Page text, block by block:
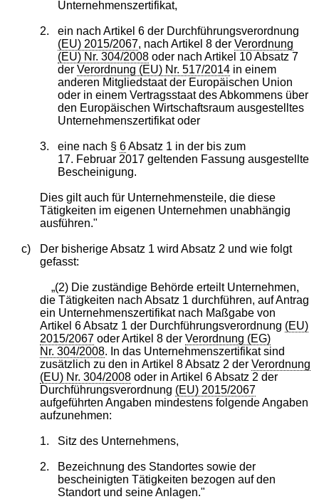
Unternehmenszertifikat,
2.
ein nach Artikel 6 der Durchführungsverordnung
(EU) 2015/2067, nach Artikel 8 derVerordnung
(EU) Nr. 304/2008 oder nach Artikel 10 Absatz 7
derVerordnung (EU) Nr. 517/2014 in einem
anderen Mitgliedstaat der Europäischen Union
oder in einem Vertragsstaat des Abkommens über
den Europäischen Wirtschaftsraum ausgestelltes
Unternehmenszertifikat oder
3. eine nach §6Absatz 1 in der bis zum
17. Februar 2017 geltenden Fassung ausgestellte
Bescheinigung.
Dies gilt auch für Unternehmensteile, die diese
Tätigkeiten im eigenen Unternehmen unabhängig
ausführen."
c)
Der bisherige Absatz 1 wird Absatz 2 und wie folgt
gefasst:
„(2) Die zuständige Behörde erteilt Unternehmen,
die Tätigkeiten nach Absatz 1 durchführen, auf Antrag
ein Unternehmenszertifikat nach Maßgabe von
Artikel 6 Absatz 1 der Durchführungsverordnung (EU)
2015/2067oder Artikel 8 der Verordnung (EG)
Nr. 304/2008. In das Unternehmenszertifikat sind
zusätzlich zu den in Artikel 8 Absatz 2 der Verordnung
(EU) Nr. 304/2008oder in Artikel 6 Absatz 2 der
Durchführungsverordnung (EU) 2015/2067
aufgeführten Angaben mindestens folgende Angaben
aufzunehmen:
1. Sitz des Unternehmens,
2.
Bezeichnung des Standortes sowie der
bescheinigten Tätigkeiten bezogen auf den
Standort und seine Anlagen."